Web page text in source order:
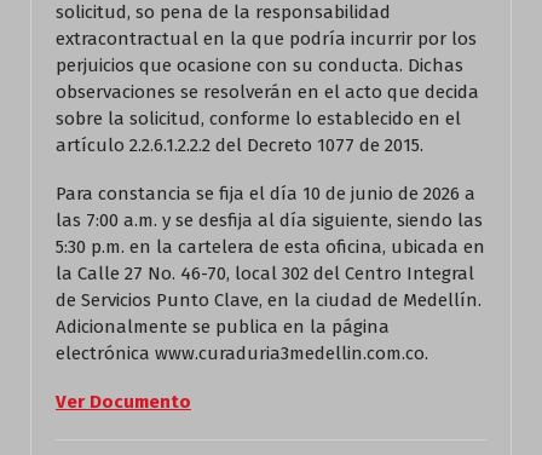
solicitud, so pena de la responsabilidad
extracontractual en la que podría incurrir por los
perjuicios que ocasione con su conducta. Dichas
observaciones se resolverán en el acto que decida
sobre la solicitud, conforme lo establecido en el
artículo 2.2.6.1.2.2.2 del Decreto 1077 de 2015.
Para constancia se fija el día 10 de junio de 2026 a
las 7:00 a.m. y se desfija al día siguiente, siendo las
5:30 p.m. en la cartelera de esta oficina, ubicada en
la Calle 27 No. 46-70, local 302 del Centro Integral
de Servicios Punto Clave, en la ciudad de Medellín.
Adicionalmente se publica en la página
electrónica www.curaduria3medellin.com.co.
Ver Documento